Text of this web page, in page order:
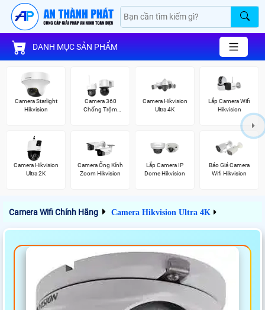
DANH MỤC SẢN PHẨM
Camera Starlight
Hikvision
Camera 360
Chống Trộm
Camera Hikvision
Ultra 4K
Lắp Camera Wifi
Hikvision
Camera Hikvision
Ultra 2K
Camera Ống Kính
Zoom Hikvision
Lắp Camera IP
Dome Hikvision
Báo Giá Camera
Wifi Hikvision
Camera Wifi Chính Hãng Camera Hikvision Ultra 4K